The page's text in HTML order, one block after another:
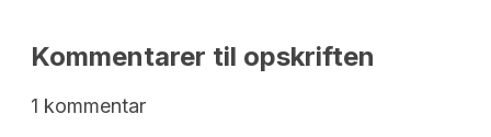
Kommentarer til opskriften
1 kommentar